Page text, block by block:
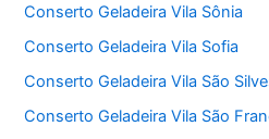
Conserto Geladeira Vila Sônia
Conserto Geladeira Vila Sofia
Conserto Geladeira Vila São
Conserto Geladeira Vila São